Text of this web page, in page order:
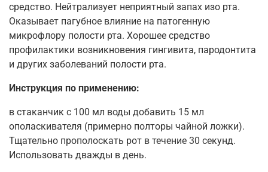
средство. Нейтрализует неприятный запах изо рта.
Оказывает пагубное влияние на патогенную
микрофлору полости рта. Хорошее средство
профилактики возникновения гингивита, пародонтита
и других заболеваний полости рта.
Инструкция по применению:
в стаканчик с 100 мл воды добавить 15 мл
ополаскивателя (примерно полторы чайной ложки).
Тщательно прополоскать рот в течение 30 секунд.
Использовать дважды в день.